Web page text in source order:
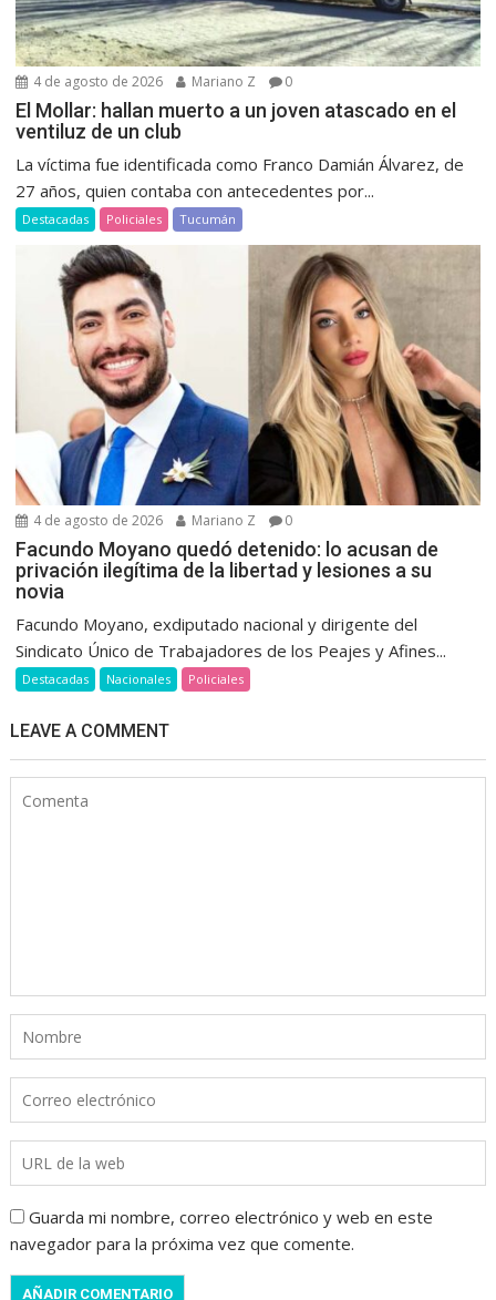
4 de agosto de 2026 Mariano Z 0
El Mollar: hallan muerto a un joven atascado en el
ventiluz de un club
La víctima fue identificada como Franco Damián Álvarez, de
27 años, quien contaba con antecedentes por...
Destacadas Policiales Tucumán
4 de agosto de 2026 Mariano Z 0
Facundo Moyano quedó detenido: lo acusan de
privación ilegítima de la libertad y lesiones a su
novia
Facundo Moyano, exdiputado nacional y dirigente del
Sindicato Único de Trabajadores de los Peajes y Afines...
Destacadas Nacionales Policiales
LEAVE A COMMENT
Guarda mi nombre, correo electrónico y web en este
navegador para la próxima vez que comente.